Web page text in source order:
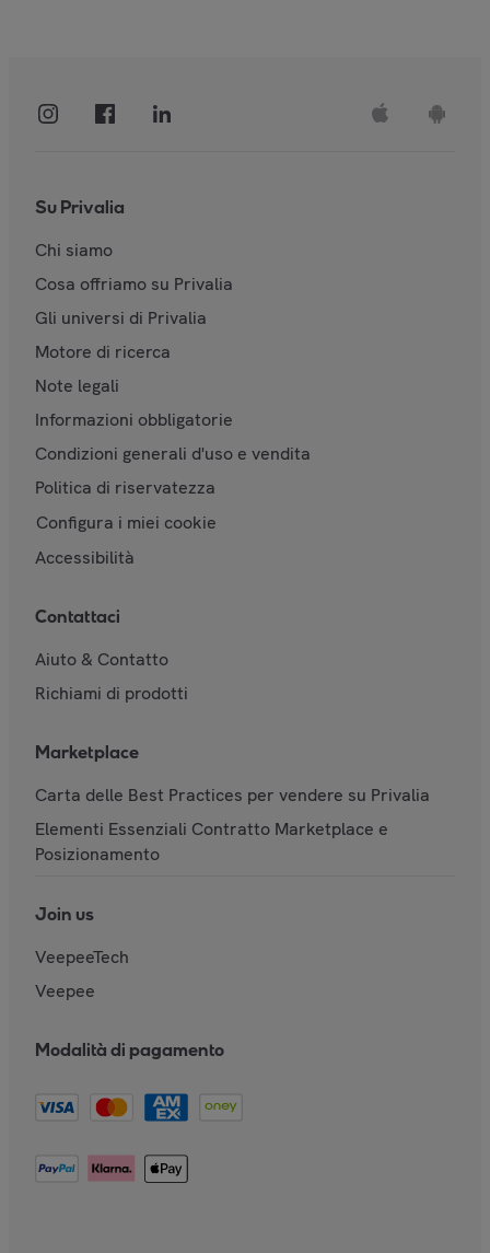
Su Privalia
Chi siamo
Cosa offriamo su Privalia
Gli universi di Privalia
Motore di ricerca
Note legali
Informazioni obbligatorie
Condizioni generali d'uso e vendita
Politica di riservatezza
Configura i miei cookie
Accessibilità
Contattaci
Aiuto & Contatto
Richiami di prodotti
Marketplace
Carta delle Best Practices per vendere su Privalia
Elementi Essenziali Contratto Marketplace e
Posizionamento
Join us
VeepeeTech
Veepee
Modalità di pagamento